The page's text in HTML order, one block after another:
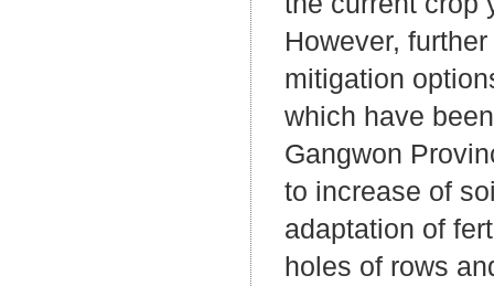
However,
mitigation
which have
Gangwon
to increase of
adaptation of
holes of rows